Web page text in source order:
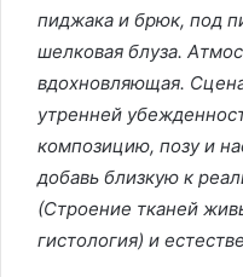
пиджака и брюк, под
шелковая блуза.
вдохновляющая.
утренней
композицию, позу и
добавь близкую к
(Строение тканей
гистология) и